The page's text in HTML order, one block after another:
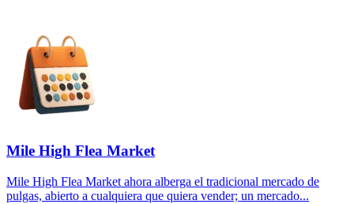
Mile High Flea Market
Mile High Flea Market ahora alberga el tradicional mercado de
pulgas, abierto a cualquiera que quiera vender; un mercado...